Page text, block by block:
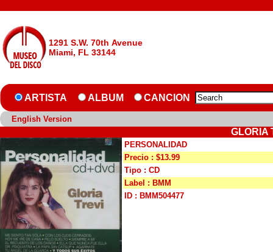
1291 S.W. 70th Avenue
Miami, FL 33144
ARTISTA ALBUM CANCION
English Version
GLORIA
PERSONALIDAD
Precio : $13.99
Tipo : CD
Label : BMM
ID : BMM504477